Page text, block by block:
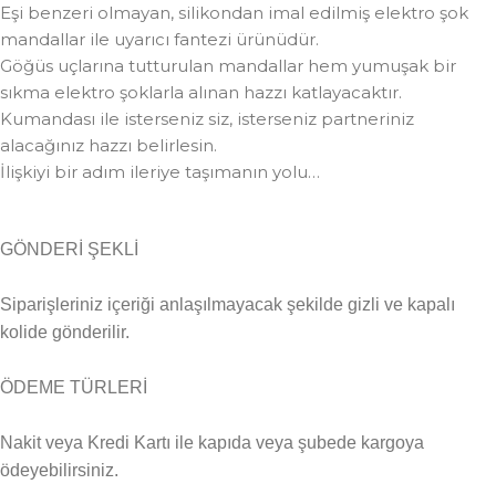
Eşi benzeri olmayan, silikondan imal edilmiş elektro şok
mandallar ile uyarıcı fantezi ürünüdür.
Göğüs uçlarına tutturulan mandallar hem yumuşak bir
sıkma elektro şoklarla alınan hazzı katlayacaktır.
Kumandası ile isterseniz siz, isterseniz partneriniz
alacağınız hazzı belirlesin.
İlişkiyi bir adım ileriye taşımanın yolu…
GÖNDERİ ŞEKLİ
Siparişleriniz içeriği anlaşılmayacak şekilde gizli ve kapalı
kolide gönderilir.
ÖDEME TÜRLERİ
Nakit veya Kredi Kartı ile kapıda veya şubede kargoya
ödeyebilirsiniz.